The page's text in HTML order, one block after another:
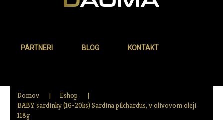
PARTNERI BLOG KONTAKT
Domov
Eshop
BABY sardinky (16-20ks) Sardina pilchardus, v olivovom oleji
118g